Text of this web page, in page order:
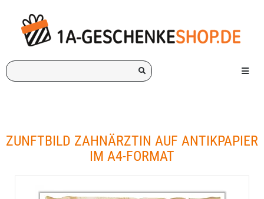
Ich
suche
Menü
ZUNFTBILD ZAHNÄRZTIN AUF ANTIKPAPIER
IM A4-FORMAT